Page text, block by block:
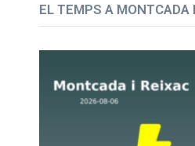
EL TEMPS A MONTCADA